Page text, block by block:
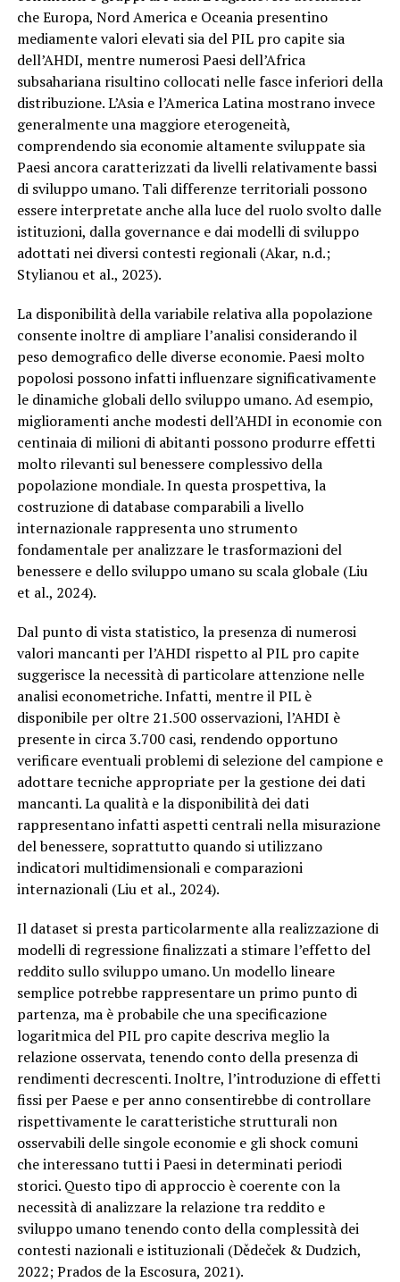
che Europa, Nord America e Oceania presentino
mediamente valori elevati sia del PIL pro capite sia
dell’AHDI, mentre numerosi Paesi dell’Africa
subsahariana risultino collocati nelle fasce inferiori della
distribuzione. L’Asia e l’America Latina mostrano invece
generalmente una maggiore eterogeneità,
comprendendo sia economie altamente sviluppate sia
Paesi ancora caratterizzati da livelli relativamente bassi
di sviluppo umano. Tali differenze territoriali possono
essere interpretate anche alla luce del ruolo svolto dalle
istituzioni, dalla governance e dai modelli di sviluppo
adottati nei diversi contesti regionali (Akar, n.d.;
Stylianou et al., 2023).
La disponibilità della variabile relativa alla popolazione
consente inoltre di ampliare l’analisi considerando il
peso demografico delle diverse economie. Paesi molto
popolosi possono infatti influenzare significativamente
le dinamiche globali dello sviluppo umano. Ad esempio,
miglioramenti anche modesti dell’AHDI in economie con
centinaia di milioni di abitanti possono produrre effetti
molto rilevanti sul benessere complessivo della
popolazione mondiale. In questa prospettiva, la
costruzione di database comparabili a livello
internazionale rappresenta uno strumento
fondamentale per analizzare le trasformazioni del
benessere e dello sviluppo umano su scala globale (Liu
et al., 2024).
Dal punto di vista statistico, la presenza di numerosi
valori mancanti per l’AHDI rispetto al PIL pro capite
suggerisce la necessità di particolare attenzione nelle
analisi econometriche. Infatti, mentre il PIL è
disponibile per oltre 21.500 osservazioni, l’AHDI è
presente in circa 3.700 casi, rendendo opportuno
verificare eventuali problemi di selezione del campione e
adottare tecniche appropriate per la gestione dei dati
mancanti. La qualità e la disponibilità dei dati
rappresentano infatti aspetti centrali nella misurazione
del benessere, soprattutto quando si utilizzano
indicatori multidimensionali e comparazioni
internazionali (Liu et al., 2024).
Il dataset si presta particolarmente alla realizzazione di
modelli di regressione finalizzati a stimare l’effetto del
reddito sullo sviluppo umano. Un modello lineare
semplice potrebbe rappresentare un primo punto di
partenza, ma è probabile che una specificazione
logaritmica del PIL pro capite descriva meglio la
relazione osservata, tenendo conto della presenza di
rendimenti decrescenti. Inoltre, l’introduzione di effetti
fissi per Paese e per anno consentirebbe di controllare
rispettivamente le caratteristiche strutturali non
osservabili delle singole economie e gli shock comuni
che interessano tutti i Paesi in determinati periodi
storici. Questo tipo di approccio è coerente con la
necessità di analizzare la relazione tra reddito e
sviluppo umano tenendo conto della complessità dei
contesti nazionali e istituzionali (Dědeček & Dudzich,
2022; Prados de la Escosura, 2021).